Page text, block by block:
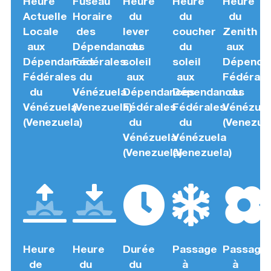
Actuelle
Locale
aux
Dépendances
Fédérales
du
Vénézuela
(Venezuela)
Horaire
des
Dépendances
Fédérales
du
Vénézuela
(Venezuela)
du
lever
du
soleil
aux
Dépendances
Fédérales
du
Vénézuela
(Venezuela)
du
coucher
du
soleil
aux
Dépendances
Fédérales
du
Vénézuela
(Venezuela)
du
Zenith
aux
du
Heure
de
Heure
du
Durée
du
Passage
à
Passage
à